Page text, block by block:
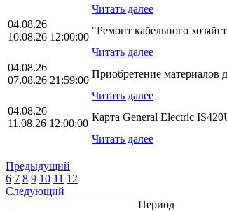
Читать далее
04.08.26
10.08.26 12:00:00
"Ремонт кабельного
Читать далее
04.08.26
07.08.26 21:59:00
Приобретение материалов
Читать далее
04.08.26
11.08.26 12:00:00
Карта General Electric
Читать далее
Предыдущий
6 7 8 9 10 11 12
Следующий
Период